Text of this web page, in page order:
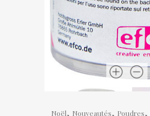
Noël, Nouveautés, Poudres,